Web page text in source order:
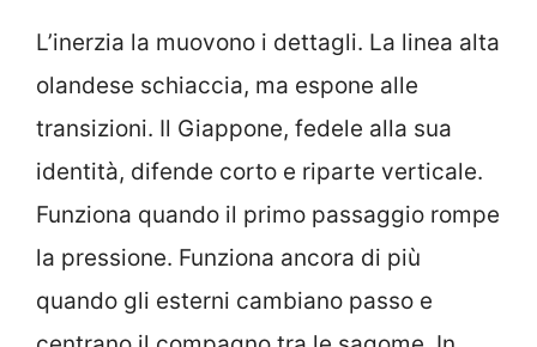
L’inerzia la muovono i dettagli. La linea alta
olandese schiaccia, ma espone alle
transizioni. Il Giappone, fedele alla sua
identità, difende corto e riparte verticale.
Funziona quando il primo passaggio rompe
la pressione. Funziona ancora di più
quando gli esterni cambiano passo e